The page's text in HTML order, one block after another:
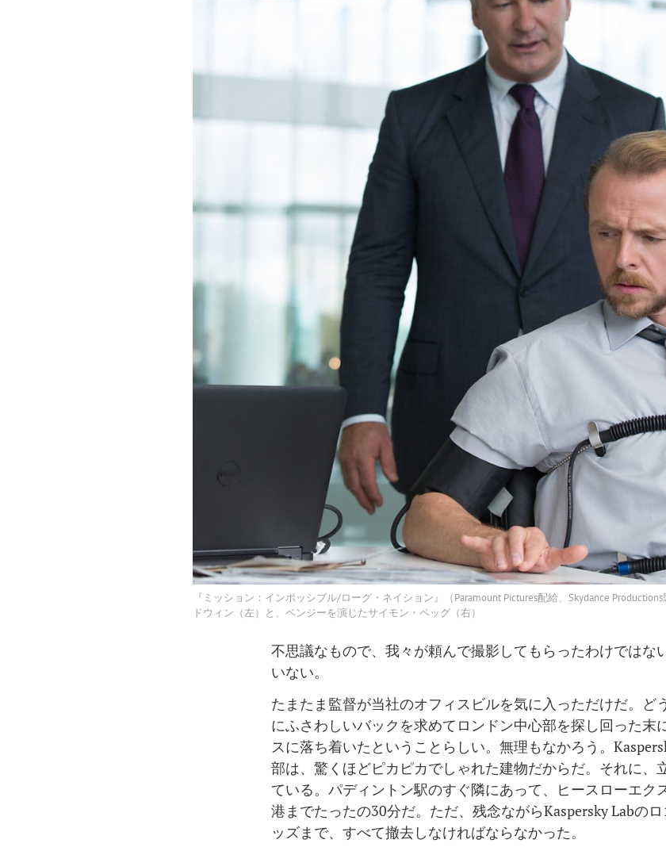
『ミッション：インポッシブル/ローグ・ネイション』（Paramount Pictures配給、Skydance
ドウィン（左）と、ベンジーを演じたサイモン・ペッグ（右）
不思議なもので、我々が頼んで撮影してもらったわけではな
いない。
たまたま監督が当社のオフィスビルを気に入っただけだ。ど
にふさわしいバックを求めてロンドン中心部を探し回った末
スに落ち着いたということらしい。無理もなかろう。
部は、驚くほどピカピカでしゃれた建物だからだ。それに、
ている。パディントン駅のすぐ隣にあって、ヒースローエク
港までたったの30分だ。ただ、残念ながらKaspersky Labの
ッズまで、すべて撤去しなければならなかった。